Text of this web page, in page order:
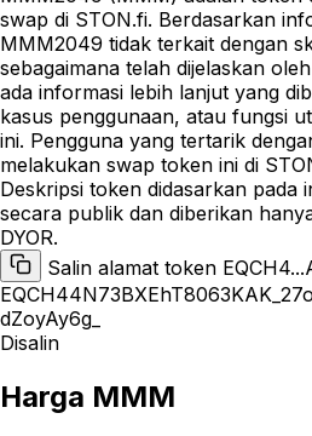
swap di STON.fi. Berdasarkan
MMM2049 tidak terkait dengan
sebagaimana telah dijelaskan
ada informasi lebih lanjut yang
kasus penggunaan, atau fungsi
ini. Pengguna yang tertarik
melakukan swap token ini di
Deskripsi token didasarkan pada
secara publik dan diberikan
DYOR.
Salin alamat token
dZoyAy6g_
Disalin
Harga MMM